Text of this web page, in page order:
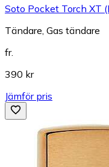
Soto Pocket Torch XT
Tändare, Gas tändare
fr.
390 kr
Jämför pris